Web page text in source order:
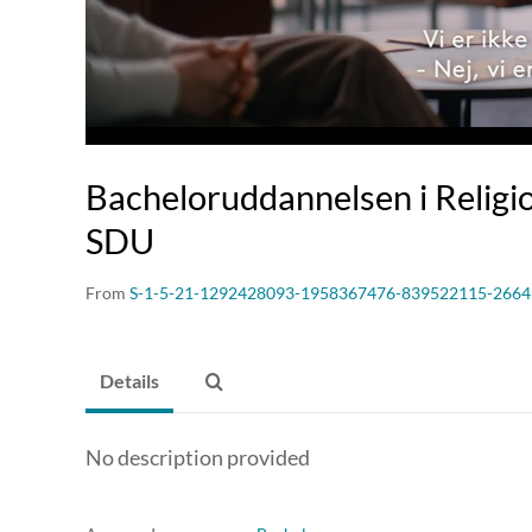
Bacheloruddannelsen i
SDU
From S-1-5-21-1292428093-1958367476-839522115-
Details
No description provided